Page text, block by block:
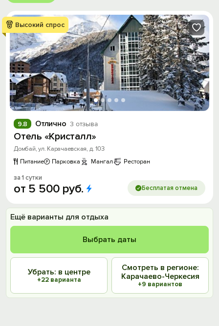
Высокий спрос
Отлично 3 отзыва
9.8
Отель «Кристалл»
Домбай, ул. Карачаевская, д. 103
Питание
Парковка Мангал Ресторан
за 1 сутки
от 5 500 руб. Бесплатая отмена
Ещё варианты для отдыха
Выбрать даты
Убрать: в центре
+22 варианта
Смотреть в регионе:
Карачаево-Черкесия
+9 вариантов